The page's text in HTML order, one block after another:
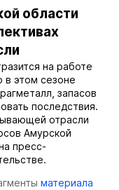
области
на работе
в этом сезоне
запасов
последствия.
отрасли
Амурской
пресс-
материала